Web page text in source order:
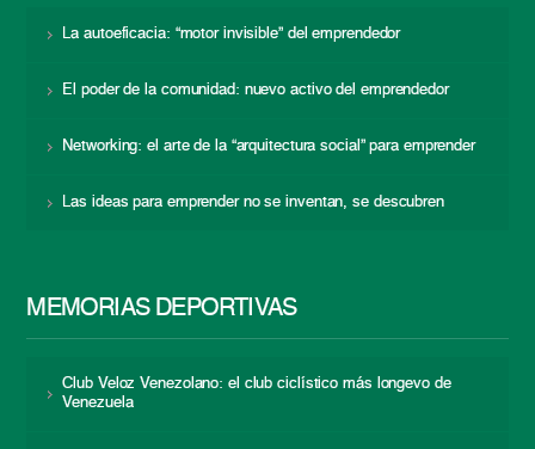
La autoeficacia: “motor invisible” del emprendedor
El poder de la comunidad: nuevo activo del emprendedor
Networking: el arte de la “arquitectura social” para emprender
Las ideas para emprender no se inventan, se descubren
MEMORIAS DEPORTIVAS
Club Veloz Venezolano: el club ciclístico más longevo de
Venezuela